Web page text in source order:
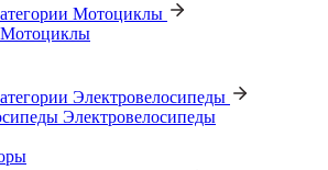
Мотоциклы
Мотоциклы
Электровелосипеды
Электровелосипеды